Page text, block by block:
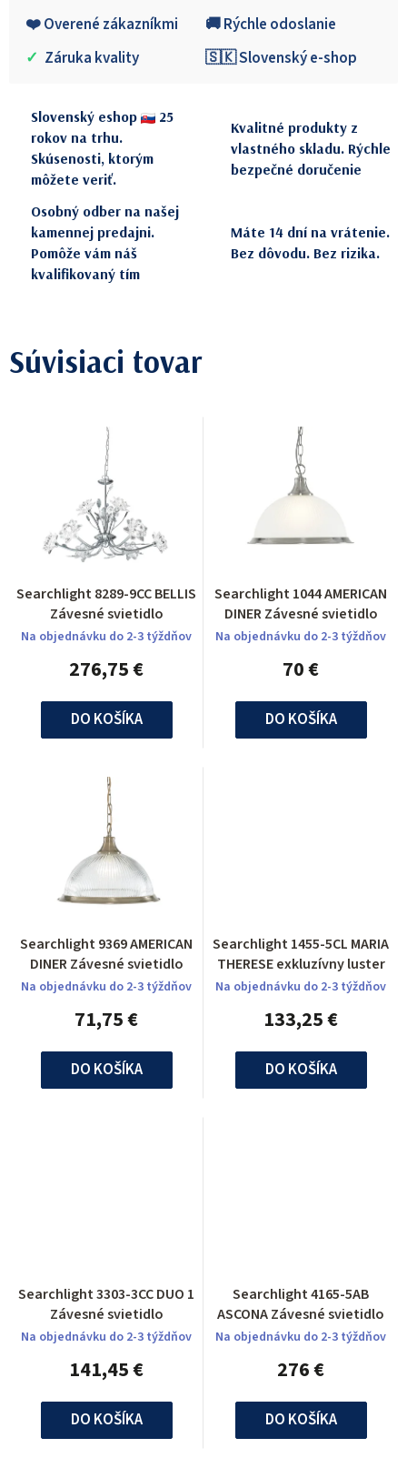
❤️ Overené zákazníkmi
🚚 Rýchle odoslanie
✓ Záruka kvality 🇸🇰 Slovenský e-shop
Slovenský eshop
25
rokov na trhu.
Skúsenosti, ktorým
môžete veriť.
Kvalitné produkty z
vlastného skladu. Rýchle
bezpečné doručenie
Osobný odber na našej
kamennej predajni.
Pomôže vám náš
kvalifikovaný tím
Máte 14 dní na vrátenie.
Bez dôvodu. Bez rizika.
Súvisiaci tovar
Searchlight 8289-9CC BELLIS
Závesné svietidlo
Na objednávku do 2-3 týždňov
276,75 €
DO KOŠÍKA
Searchlight 1044 AMERICAN
DINER Závesné svietidlo
Na objednávku do 2-3 týždňov
70 €
DO KOŠÍKA
Searchlight 9369 AMERICAN
DINER Závesné svietidlo
Na objednávku do 2-3 týždňov
71,75 €
DO KOŠÍKA
Searchlight 1455-5CL MARIA
THERESE exkluzívny luster
Na objednávku do 2-3 týždňov
133,25 €
DO KOŠÍKA
Searchlight 3303-3CC DUO 1
Závesné svietidlo
Na objednávku do 2-3 týždňov
141,45 €
DO KOŠÍKA
Searchlight 4165-5AB
ASCONA Závesné svietidlo
Na objednávku do 2-3 týždňov
276 €
DO KOŠÍKA